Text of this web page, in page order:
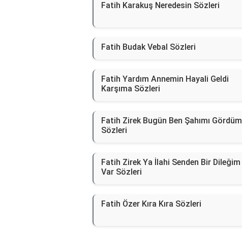
Fatih Karakuş Neredesin Sözleri
Fatih Budak Vebal Sözleri
Fatih Yardım Annemin Hayali Geldi
Karşıma Sözleri
Fatih Zirek Bugün Ben Şahımı Gördüm
Sözleri
Fatih Zirek Ya İlahi Senden Bir Dileğim
Var Sözleri
Fatih Özer Kıra Kıra Sözleri